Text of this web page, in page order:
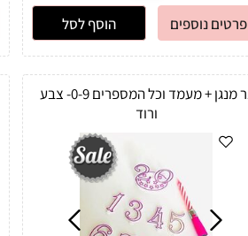
פרטים נוספים הוסף לסל
נר מנגן + מעמד וכל המספרים 0-9- צבע
ורוד